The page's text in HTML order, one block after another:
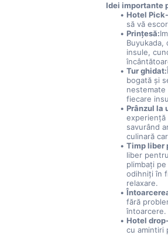
Idei importante
Hotel
să vă
Prințesă:
Buyukada,
insule,
Tur ghidat:
bogată și
fiecare
Prânzul la
experiență
savurând
culinară
Timp liber
liber
plimbaţi
odihniţi în
relaxare.
fără
întoarcere.
Hotel
cu amintiri